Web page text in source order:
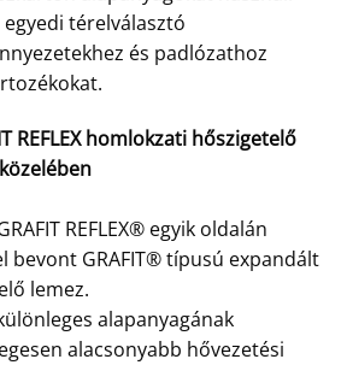
térelválasztó
és padlózathoz
REFLEX homlokzati hőszigetelő
REFLEX® egyik oldalán
bevont GRAFIT® típusú expandált
lemez.
alapanyagának
alacsonyabb hővezetési